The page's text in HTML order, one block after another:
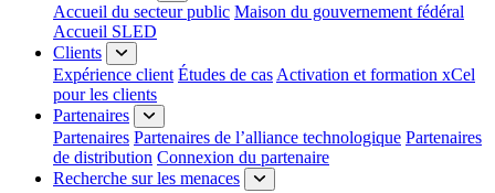
Accueil du secteur public Maison du gouvernement fédéral
Accueil SLED
Clients
Expérience client Études de cas Activation et formation xCel
pour les clients
Partenaires
Partenaires Partenaires de l’alliance technologique Partenaires
de distribution Connexion du partenaire
Recherche sur les menaces